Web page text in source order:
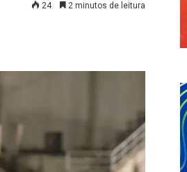
24 2 minutos de leitura